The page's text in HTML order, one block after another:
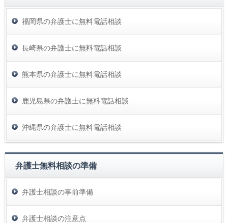
福岡県の弁護士に無料電話相談
長崎県の弁護士に無料電話相談
熊本県の弁護士に無料電話相談
鹿児島県の弁護士に無料電話相談
沖縄県の弁護士に無料電話相談
弁護士無料相談の準備
弁護士相談の事前準備
弁護士相談の注意点